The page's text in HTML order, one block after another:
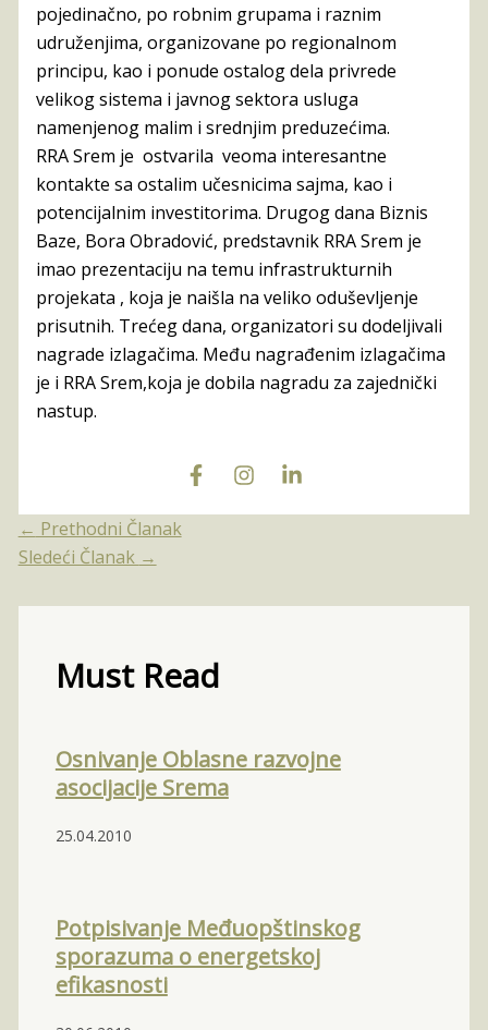
pojedinačno, po robnim grupama i raznim
udruženjima, organizovane po regionalnom
principu, kao i ponude ostalog dela privrede
velikog sistema i javnog sektora usluga
namenjenog malim i srednjim preduzećima.
RRA Srem je ostvarila veoma interesantne
kontakte sa ostalim učesnicima sajma, kao i
potencijalnim investitorima. Drugog dana Biznis
Baze, Bora Obradović, predstavnik RRA Srem je
imao prezentaciju na temu infrastrukturnih
projekata , koja je naišla na veliko oduševljenje
prisutnih. Trećeg dana, organizatori su dodeljivali
nagrade izlagačima. Među nagrađenim izlagačima
je i RRA Srem,koja je dobila nagradu za zajednički
nastup.
← Prethodni Članak
Sledeći Članak →
Must Read
Osnivanje Oblasne razvojne
asocijacije Srema
25.04.2010
Potpisivanje Međuopštinskog
sporazuma o energetskoj
efikasnosti